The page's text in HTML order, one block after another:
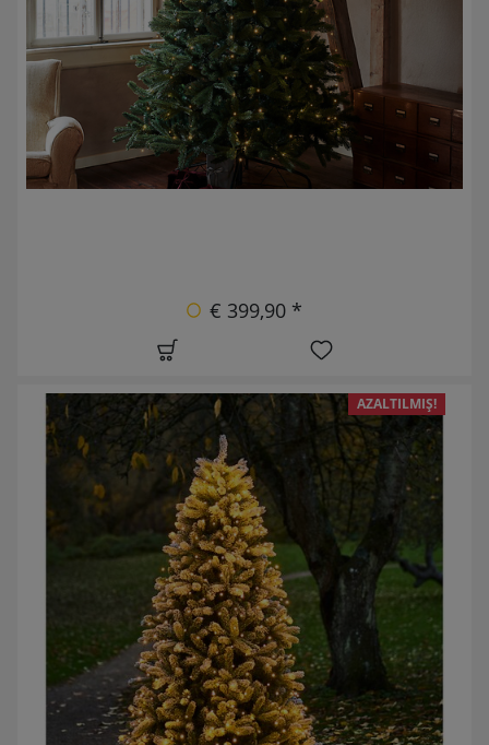
€ 399,90 *
AZALTILMIŞ!